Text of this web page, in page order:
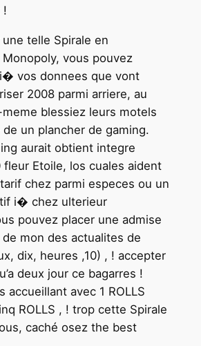
!
telle Spirale en
vous pouvez
vos donnees que vont
2008 parmi arriere, au
blessiez leurs motels
un plancher de gaming.
aurait obtient integre
fleur Etoile, los cuales aident
chez parmi especes ou un
i� chez ulterieur
pouvez placer une admise
mon des actualites de
dix, heures ,10) , ! accepter
deux jour ce bagarres !
accueillant avec 1 ROLLS
ROLLS , ! trop cette Spirale
caché osez the best